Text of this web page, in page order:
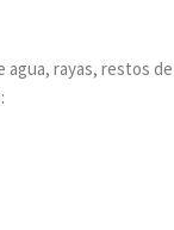
agua, rayas, restos de